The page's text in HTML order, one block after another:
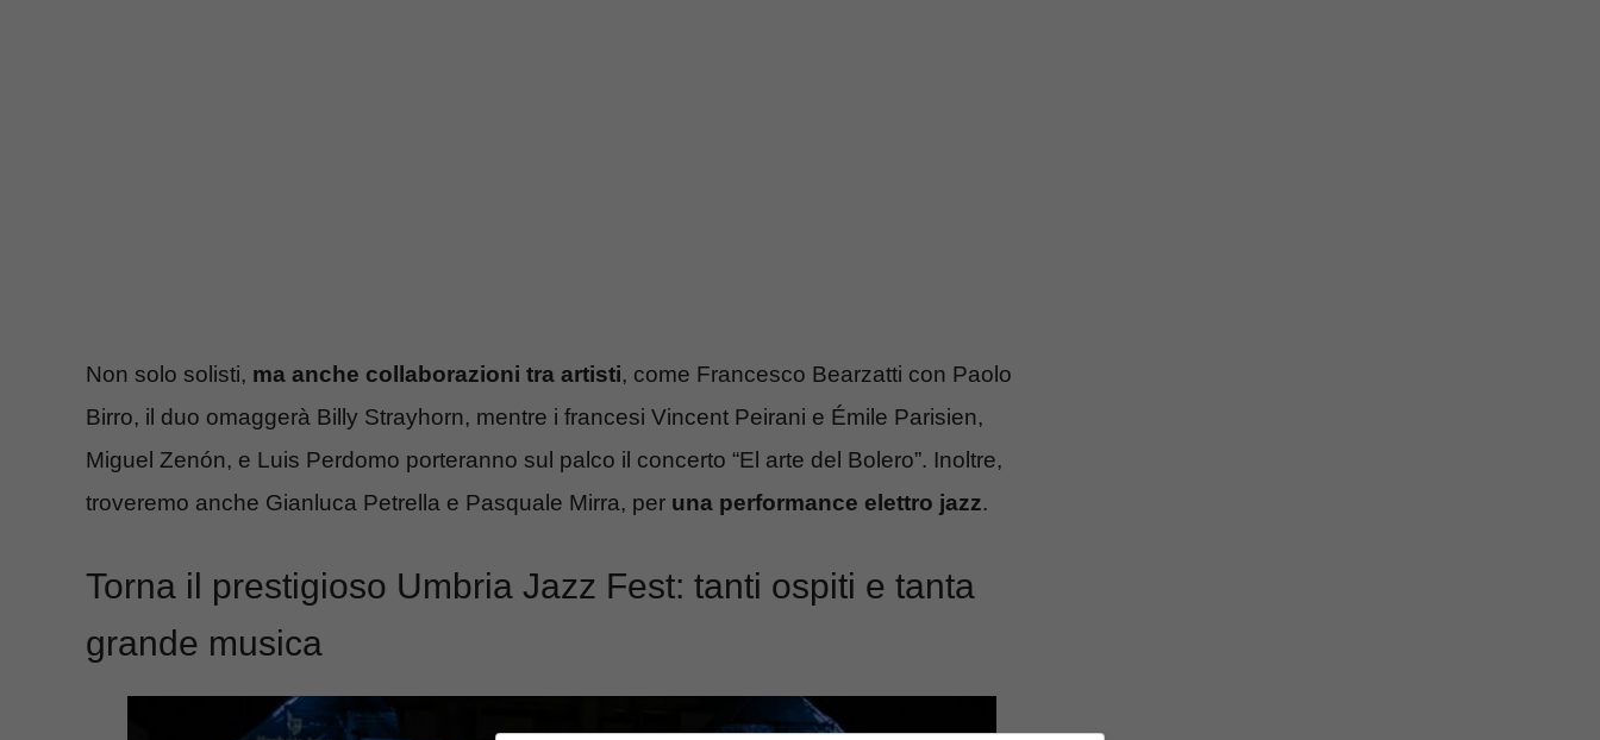
Non solo solisti, ma anche collaborazioni tra artisti, come Francesco Bearzatti con Paolo
Birro, il duo omaggerà Billy Strayhorn, mentre i francesi Vincent Peirani e Émile Parisien,
Miguel Zenón, e Luis Perdomo porteranno sul palco il concerto “El arte del Bolero”. Inoltre,
troveremo anche Gianluca Petrella e Pasquale Mirra, per una performance elettro jazz.
Torna il prestigioso Umbria Jazz Fest: tanti ospiti e tanta
grande musica